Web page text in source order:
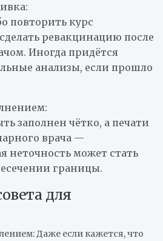
повторить курс
ревакцинацию после
Иногда придётся
анализы, если прошло
заполнен чётко, а печати
врача —
неточность может стать
границы.
для
Даже если кажется, что